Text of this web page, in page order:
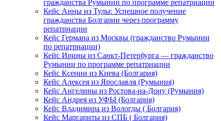
гражданства Румынии по программе репатриации
Кейс Анны из Тулы: Успешное получение
гражданства Болгарии через программу
репатриации
Кейс Германа из Москвы (гражданство Румынии
по репатриации)
Кейс Ирины из Санкт-Петербурга — гражданство
Румынии по программе репатриации
Кейс Ксении из Киева (Болгария)
Кейс Алексея из Ярославля (Румыния)
Кейс Ангелины из Ростова-на-Дону (Румыния)
Кейс Андрея из УФЫ (Болгария)
Кейс Владимира из Вологды ( Болгария)
Кейс Маргариты из СПБ ( Болгария)